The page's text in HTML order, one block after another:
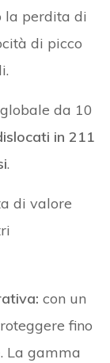
la perdita di
di picco
da 10
in 211
.
di valore
con un
fino
. La gamma